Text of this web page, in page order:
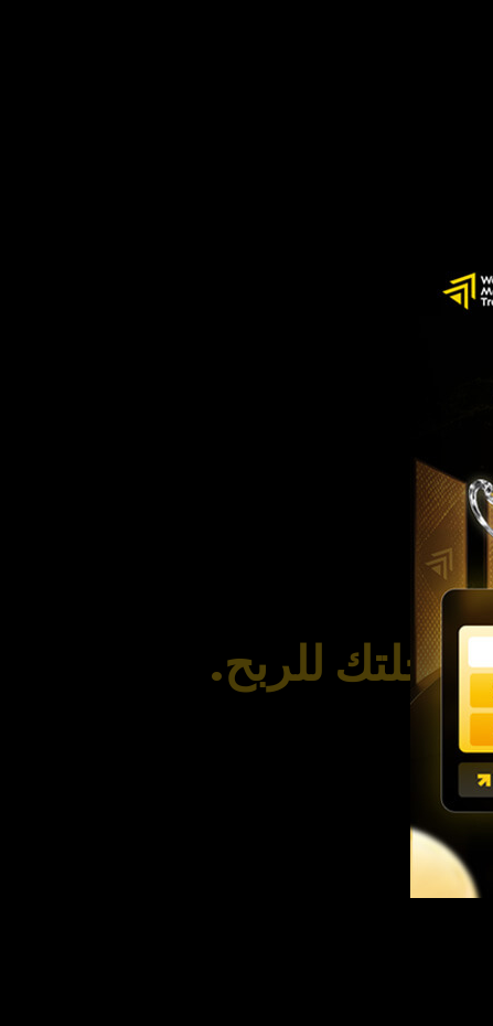
رحلتك للربح.